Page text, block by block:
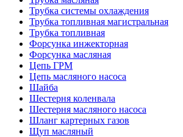
Трубка системы охлаждения
Трубка топливная магистральная
Трубка топливная
Форсунка инжекторная
Форсунка масляная
Цепь ГРМ
Цепь масляного насоса
Шайба
Шестерня коленвала
Шестерня масляного насоса
Шланг картерных газов
Щуп масляный